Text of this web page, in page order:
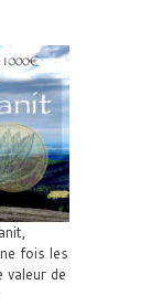
fois les
valeur de